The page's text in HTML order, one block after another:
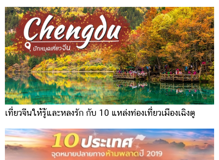
เที่ยวจีนให้รู้และหลงรัก กับ 10 แหล่งท่องเที่ยวเมืองเฉิงตู